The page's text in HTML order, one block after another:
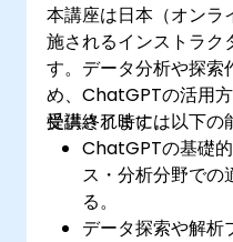
本講座は日本（オンラ
施されるインストラク
す。データ分析や探索
め、ChatGPTの活用
提供されます。
受講終了時には以下の
ChatGPTの基礎
ス・分析分野での
る。
データ探索や解